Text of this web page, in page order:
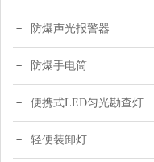
防爆声光报警器
防爆手电筒
便携式LED匀光勘查灯
轻便装卸灯